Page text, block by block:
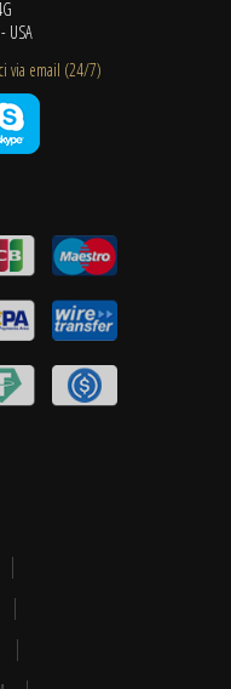
USA
via email (24/7)